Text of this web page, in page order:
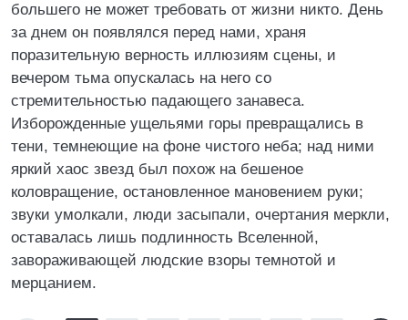
большего не может требовать от жизни никто. День
за днем он появлялся перед нами, храня
поразительную верность иллюзиям сцены, и
вечером тьма опускалась на него со
стремительностью падающего занавеса.
Изборожденные ущельями горы превращались в
тени, темнеющие на фоне чистого неба; над ними
яркий хаос звезд был похож на бешеное
коловращение, остановленное мановением руки;
звуки умолкали, люди засыпали, очертания меркли,
оставалась лишь подлинность Вселенной,
завораживающей людские взоры темнотой и
мерцанием.